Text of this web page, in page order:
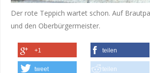
Der rote Teppich wartet schon. Auf
und den Oberbürgermeister.
+1 teilen
tweet teilen